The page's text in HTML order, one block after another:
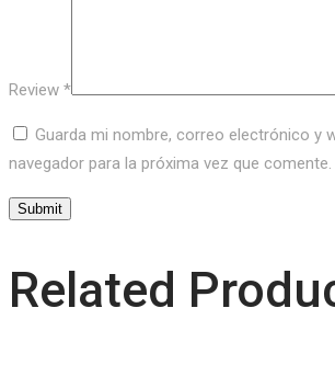
Review *
Guarda mi nombre, correo electrónico y
navegador para la próxima vez que comente.
Related